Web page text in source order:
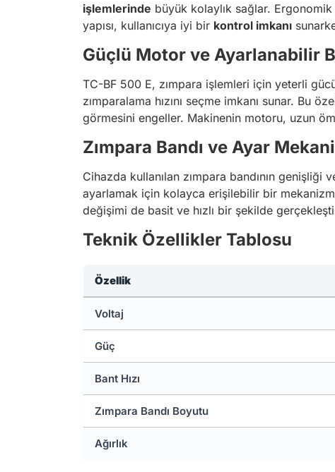
işlemlerinde büyük kolaylık sağlar.
yapısı, kullanıcıya iyi bir kontrol imkanı
Güçlü Motor ve Ayarlanabilir
TC-BF 500 E, zımpara işlemleri için yeterli
zımparalama hızını seçme imkanı sunar. Bu
görmesini engeller. Makinenin motoru, uzun
Zımpara Bandı ve Ayar
Cihazda kullanılan zımpara bandının
ayarlamak için kolayca erişilebilir bir
değişimi de basit ve hızlı bir şekilde
Teknik Özellikler Tablosu
Özellik
Voltaj
Güç
Bant Hızı
Zımpara Bandı Boyutu
Ağırlık